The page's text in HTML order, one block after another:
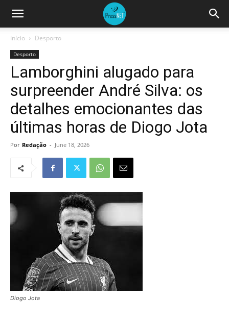
Início Desporto
Desporto
Lamborghini alugado para
surpreender André Silva: os
detalhes emocionantes das
últimas horas de Diogo Jota
Por Redação - June 18, 2026
Diogo Jota